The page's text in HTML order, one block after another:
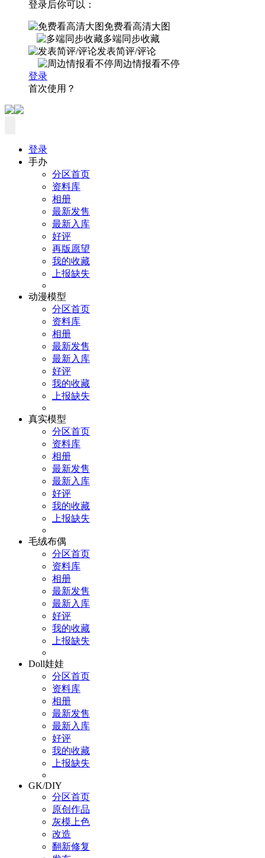
登录后你可以：
免费看高清大图
多端同步收藏
发表简评/评论
周边情报看不停
登录
首次使用？
登录
手办
分区首页
资料库
相册
最新发售
最新入库
好评
再版愿望
我的收藏
上报缺失
动漫模型
分区首页
资料库
相册
最新发售
最新入库
好评
我的收藏
上报缺失
真实模型
分区首页
资料库
相册
最新发售
最新入库
好评
我的收藏
上报缺失
毛绒布偶
分区首页
资料库
相册
最新发售
最新入库
好评
我的收藏
上报缺失
Doll娃娃
分区首页
资料库
相册
最新发售
最新入库
好评
我的收藏
上报缺失
GK/DIY
分区首页
原创作品
灰模上色
改造
翻新修复